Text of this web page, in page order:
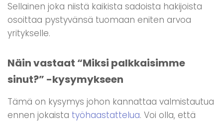
Sellainen joka niistä kaikista sadoista hakijoista
osoittaa pystyvänsä tuomaan eniten arvoa
yritykselle.
Näin vastaat “Miksi palkkaisimme
sinut?” -kysymykseen
Tämä on kysymys johon kannattaa valmistautua
ennen jokaista työhaastattelua. Voi olla, että